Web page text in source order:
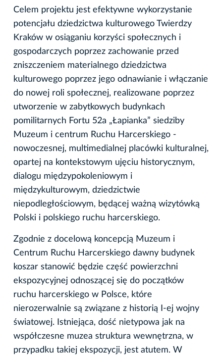
Celem projektu jest efektywne wykorzystanie
potencjału dziedzictwa kulturowego Twierdzy
Kraków w osiąganiu korzyści społecznych i
gospodarczych poprzez zachowanie przed
zniszczeniem materialnego dziedzictwa
kulturowego poprzez jego odnawianie i włączanie
do nowej roli społecznej, realizowane poprzez
utworzenie w zabytkowych budynkach
pomilitarnych Fortu 52a „Łapianka” siedziby
Muzeum i centrum Ruchu Harcerskiego -
nowoczesnej, multimedialnej placówki kulturalnej,
opartej na kontekstowym ujęciu historycznym,
dialogu międzypokoleniowym i
międzykulturowym, dziedzictwie
niepodległościowym, będącej ważną wizytówką
Polski i polskiego ruchu harcerskiego.
Zgodnie z docelową koncepcją Muzeum i
Centrum Ruchu Harcerskiego dawny budynek
koszar stanowić będzie część powierzchni
ekspozycyjnej odnoszącej się do początków
ruchu harcerskiego w Polsce, które
nierozerwalnie są związane z historią I-ej wojny
światowej. Istniejąca, dość nietypowa jak na
współczesne muzea struktura wewnętrzna, w
przypadku takiej ekspozycji, jest atutem. W